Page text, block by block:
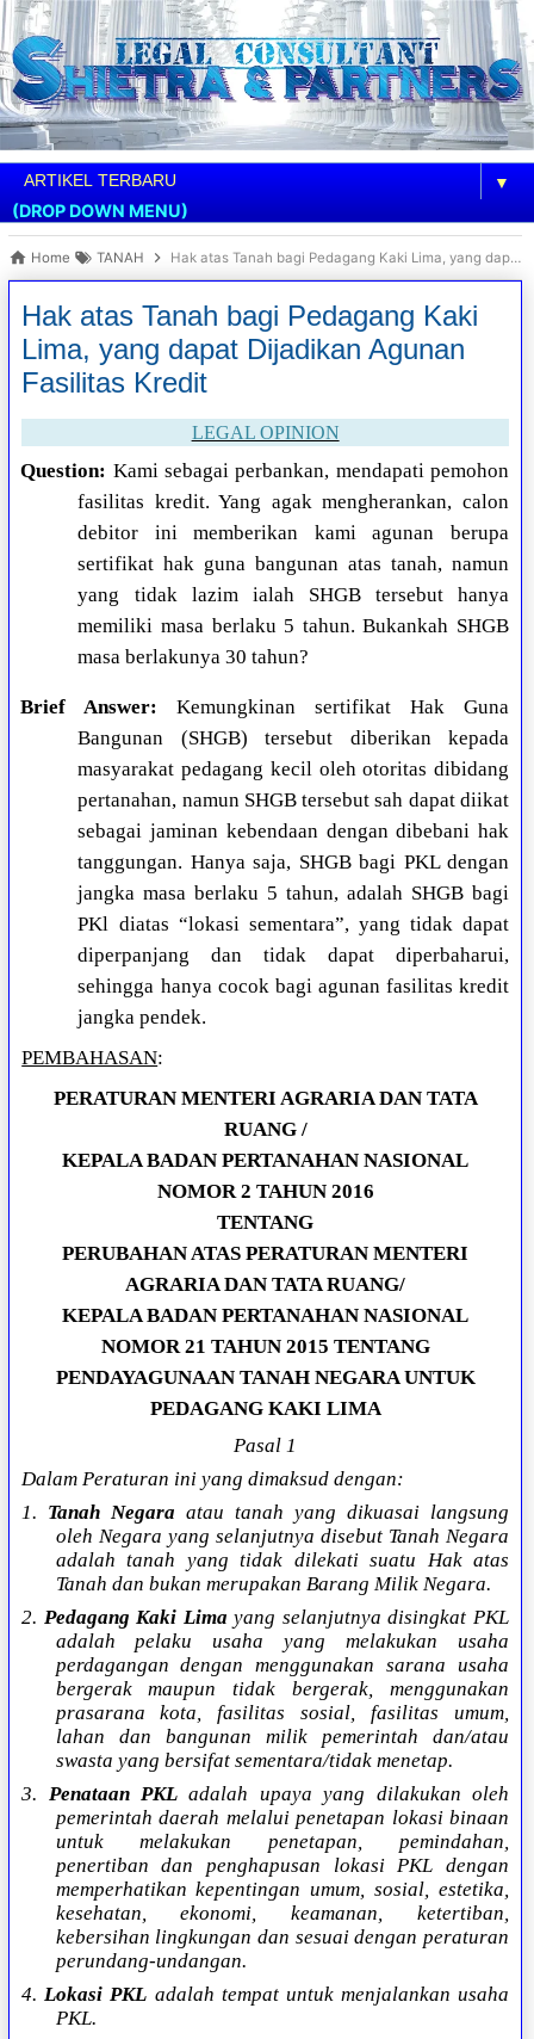
▼
(DROP DOWN MENU)
Home TANAH Hak atas Tanah bagi Pedagang Kaki Lima, yang dapat Dijadikan Agunan Fasilitas Kredit
Hak atas Tanah bagi Pedagang Kaki
Lima, yang dapat Dijadikan Agunan
Fasilitas Kredit
LEGAL OPINION
Question: Kami sebagai perbankan, mendapati pemohon
fasilitas kredit. Yang agak mengherankan, calon
debitor ini memberikan kami agunan berupa
sertifikat hak guna bangunan atas tanah, namun
yang tidak lazim ialah SHGB tersebut hanya
memiliki masa berlaku 5 tahun. Bukankah SHGB
masa berlakunya 30 tahun?
Brief Answer: Kemungkinan sertifikat Hak Guna
Bangunan (SHGB) tersebut diberikan kepada
masyarakat pedagang kecil oleh otoritas dibidang
pertanahan, namun SHGB tersebut sah dapat diikat
sebagai jaminan kebendaan dengan dibebani hak
tanggungan. Hanya saja, SHGB bagi PKL dengan
jangka masa berlaku 5 tahun, adalah SHGB bagi
PKl diatas “lokasi sementara”, yang tidak dapat
diperpanjang dan tidak dapat diperbaharui,
sehingga hanya cocok bagi agunan fasilitas kredit
jangka pendek.
PEMBAHASAN:
PERATURAN MENTERI AGRARIA DAN TATA
RUANG /
KEPALA BADAN PERTANAHAN NASIONAL
NOMOR 2 TAHUN 2016
TENTANG
PERUBAHAN ATAS PERATURAN MENTERI
AGRARIA DAN TATA RUANG/
KEPALA BADAN PERTANAHAN NASIONAL
NOMOR 21 TAHUN 2015 TENTANG
PENDAYAGUNAAN TANAH NEGARA UNTUK
PEDAGANG KAKI LIMA
Pasal 1
Dalam Peraturan ini yang dimaksud dengan:
1. Tanah Negara atau tanah yang dikuasai langsung
oleh Negara yang selanjutnya disebut Tanah Negara
adalah tanah yang tidak dilekati suatu Hak atas
Tanah dan bukan merupakan Barang Milik Negara.
2. Pedagang Kaki Lima yang selanjutnya disingkat PKL
adalah pelaku usaha yang melakukan usaha
perdagangan dengan menggunakan sarana usaha
bergerak maupun tidak bergerak, menggunakan
prasarana kota, fasilitas sosial, fasilitas umum,
lahan dan bangunan milik pemerintah dan/atau
swasta yang bersifat sementara/tidak menetap.
3. Penataan PKL adalah upaya yang dilakukan oleh
pemerintah daerah melalui penetapan lokasi binaan
untuk melakukan penetapan, pemindahan,
penertiban dan penghapusan lokasi PKL dengan
memperhatikan kepentingan umum, sosial, estetika,
kesehatan, ekonomi, keamanan, ketertiban,
kebersihan lingkungan dan sesuai dengan peraturan
perundang-undangan.
4.Lokasi PKL adalah tempat untuk menjalankan usaha
PKL.